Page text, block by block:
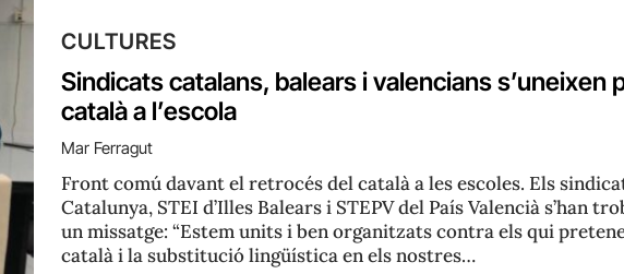
CULTURES
Sindicats catalans, balears i valencians s’uneixen
català a l’escola
Mar Ferragut
Front comú davant el retrocés del català a les escoles. Els
Catalunya, STEI d’Illes Balears i STEPV del País Valencià s’han
un missatge: “Estem units i ben organitzats contra els qui
català i la substitució lingüística en els nostres…